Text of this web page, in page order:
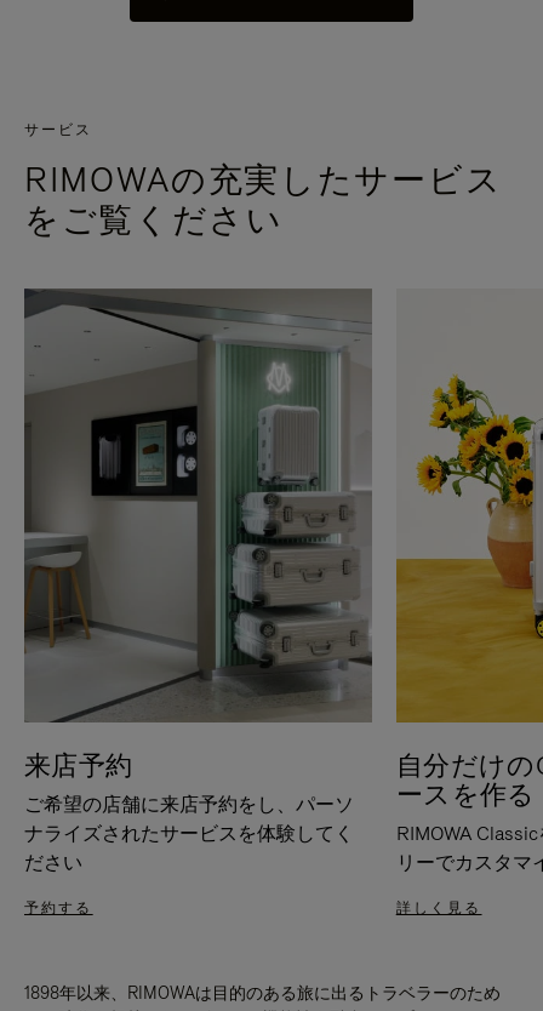
サービス
RIMOWAの充実したサービス
をご覧ください
来店予約
ご希望の店舗に来店予約をし、パーソ
ナライズされたサービスを体験してく
ださい
予約する
自分だけ
ースを作る
RIMOWA
リーでカスタマ
詳しく見る
1898年以来、RIMOWAは目的のある旅に出るトラベラーのため